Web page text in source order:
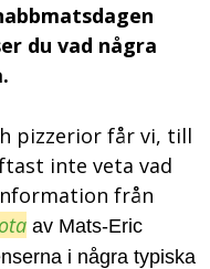
du vad några
pizzerior får vi, till
inte veta vad
från
av Mats-Eric
i några typiska